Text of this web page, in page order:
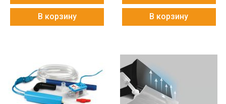
В корзину В корзину